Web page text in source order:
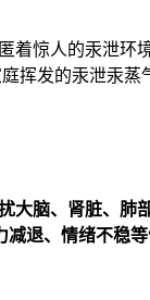
着惊人的汞泄环
挥发的汞泄汞蒸
大脑、肾脏、肺
退、情绪不稳等